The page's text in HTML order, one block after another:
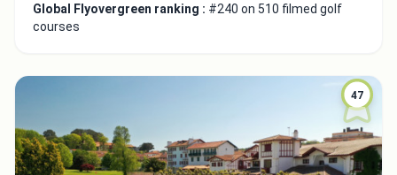
Global Flyovergreen ranking : #240 on 510 filmed golf
courses
47